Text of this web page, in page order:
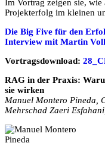
Im Vortrag zeigen sie, wie
Projekterfolg im kleinen
Die Big Five für den
Interview mit Martin
Vortragsdownload:
RAG in der Praxis:
sie wirken
Manuel Montero Pineda,
Mehrschad Zaeri